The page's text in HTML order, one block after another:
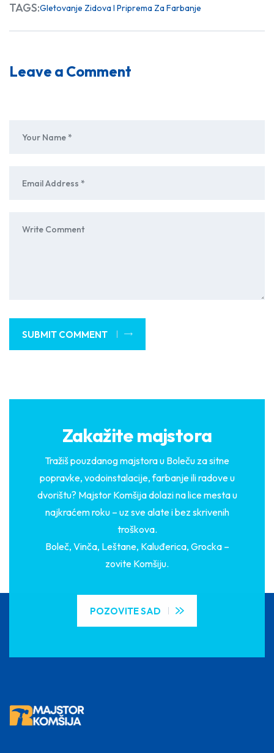
TAGS:Gletovanje Zidova I Priprema Za Farbanje
Leave a Comment
SUBMIT COMMENT
Zakažite majstora
Tražiš pouzdanog majstora u Boleču za sitne
popravke, vodoinstalacije, farbanje ili radove u
dvorištu? Majstor Komšija dolazi na lice mesta u
najkraćem roku – uz sve alate i bez skrivenih
troškova.
Boleč, Vinča, Leštane, Kaluđerica, Grocka –
zovite Komšiju.
POZOVITE SAD